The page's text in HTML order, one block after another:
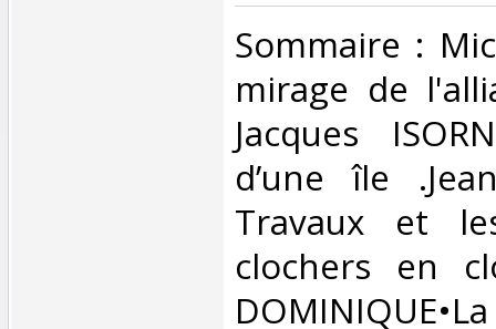
‎Sommaire :
mirage de
Jacques
d’une île .Jean
Travaux et
clochers en